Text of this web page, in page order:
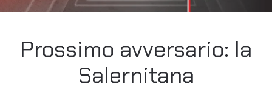
Prossimo avversario: la
Salernitana